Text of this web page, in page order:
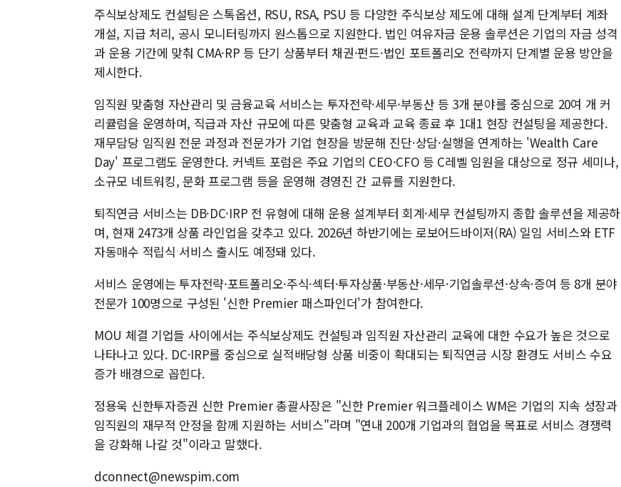
주식보상제도 컨설팅은 스톡옵션, RSU, RSA, PSU 등 다양한 주식보상 제도에 대해 설계 단계부터 계좌
개설, 지급 처리, 공시 모니터링까지 원스톱으로 지원한다. 법인 여유자금 운용 솔루션은 기업의 자금 성격
과 운용 기간에 맞춰 CMA·RP 등 단기 상품부터 채권·펀드·법인 포트폴리오 전략까지 단계별 운용 방안을
제시한다.
임직원 맞춤형 자산관리 및 금융교육 서비스는 투자전략·세무·부동산 등 3개 분야를 중심으로 20여 개 커
리큘럼을 운영하며, 직급과 자산 규모에 따른 맞춤형 교육과 교육 종료 후 1대1 현장 컨설팅을 제공한다.
재무담당 임직원 전문 과정과 전문가가 기업 현장을 방문해 진단·상담·실행을 연계하는 'Wealth Care
Day' 프로그램도 운영한다. 커넥트 포럼은 주요 기업의 CEO·CFO 등 C레벨 임원을 대상으로 정규 세미나,
소규모 네트워킹, 문화 프로그램 등을 운영해 경영진 간 교류를 지원한다.
퇴직연금 서비스는 DB·DC·IRP 전 유형에 대해 운용 설계부터 회계·세무 컨설팅까지 종합 솔루션을 제공하
며, 현재 2473개 상품 라인업을 갖추고 있다. 2026년 하반기에는 로보어드바이저(RA) 일임 서비스와 ETF
자동매수 적립식 서비스 출시도 예정돼 있다.
서비스 운영에는 투자전략·포트폴리오·주식·섹터·투자상품·부동산·세무·기업솔루션·상속·증여 등 8개 분야
전문가 100명으로 구성된 '신한 Premier 패스파인더'가 참여한다.
MOU 체결 기업들 사이에서는 주식보상제도 컨설팅과 임직원 자산관리 교육에 대한 수요가 높은 것으로
나타나고 있다. DC·IRP를 중심으로 실적배당형 상품 비중이 확대되는 퇴직연금 시장 환경도 서비스 수요
증가 배경으로 꼽힌다.
정용욱 신한투자증권 신한 Premier 총괄사장은 "신한 Premier 워크플레이스 WM은 기업의 지속 성장과
임직원의 재무적 안정을 함께 지원하는 서비스"라며 "연내 200개 기업과의 협업을 목표로 서비스 경쟁력
을 강화해 나갈 것"이라고 말했다.
dconnect@newspim.com